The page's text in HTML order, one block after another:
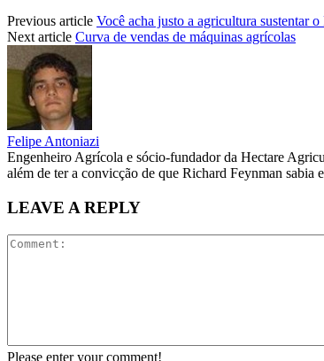
Previous article Você acha justo a agricultura sustentar
Next article Curva de vendas de máquinas agrícolas
Felipe Antoniazi
Engenheiro Agrícola e sócio-fundador da Hectare
além de ter a convicção de que Richard Feynman sabia
LEAVE A REPLY
Please enter your comment!